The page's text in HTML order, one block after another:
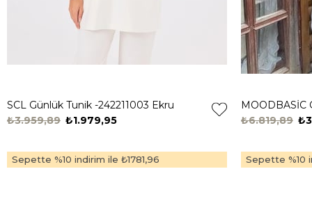
SCL Günlük Tunik -242211003 Ekru
₺1.979,95
₺3.959,89
Sepette %10 indirim ile ₺1781,96
₺6.819,89
Sepette %10